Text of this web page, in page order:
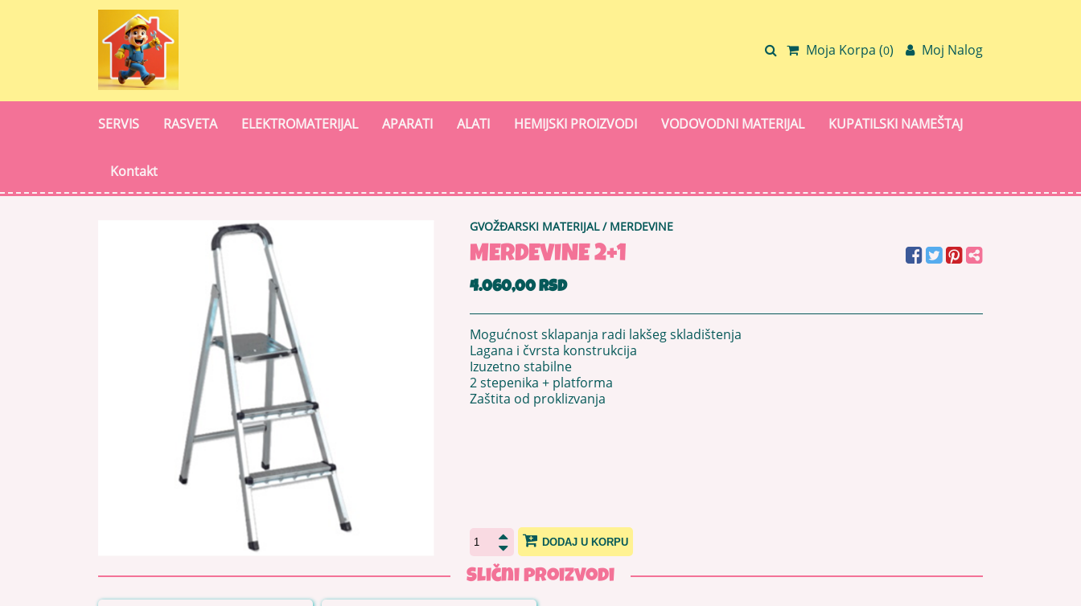
Moja Korpa (0) Moj Nalog
SERVIS RASVETA ELEKTROMATERIJAL APARATI ALATI HEMIJSKI PROIZVODI VODOVODNI MATERIJAL KUPATILSKI NAMEŠTAJ
Kontakt
GVOŽĐARSKI MATERIJAL/ MERDEVINE
MERDEVINE 2+1
4.060,00 RSD
Mogućnost sklapanja radi lakšeg skladištenja
Lagana i čvrsta konstrukcija
Izuzetno stabilne
2 stepenika + platforma
Zaštita od proklizvanja
DODAJ U KORPU
Slični proizvodi